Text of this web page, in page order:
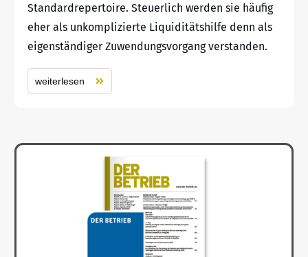
Standardrepertoire. Steuerlich werden sie häufig
eher als unkomplizierte Liquiditätshilfe denn als
eigenständiger Zuwendungsvorgang verstanden.
weiterlesen